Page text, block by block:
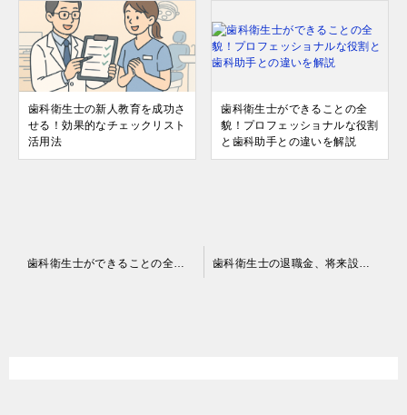
歯科衛生士の新人教育を成功さ
せる！効果的なチェックリスト
活用法
歯科衛生士ができることの全
貌！プロフェッショナルな役割
と歯科助手との違いを解説
歯科衛生士ができることの全貌！プロフェッショナルな役割と歯科助手との違いを解説 歯科衛生士の退職金、将来設計に不可欠な制度の全知識と相場